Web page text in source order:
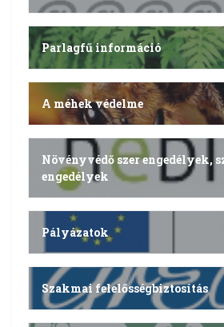
Parlagfű információ
A méhek védelme
Növényvédő szer engedélyek,
engedélyek
Pályázatok
Szakmai felelősségbiztosítás